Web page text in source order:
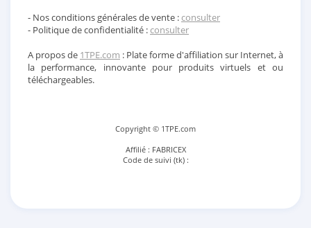
- Nos conditions générales de vente :consulter
- Politique de confidentialité :consulter
A propos de 1TPE.com : Plate forme d'affiliation sur Internet, à
la performance, innovante pour produits virtuels et ou
téléchargeables.
Copyright © 1TPE.com
Affilié : FABRICEX
Code de suivi (tk) :